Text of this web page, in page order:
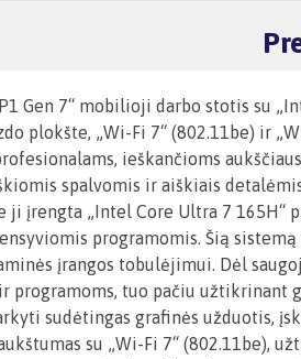
Gen 7“ mobilioji darbo stotis su
plokšte, „Wi-Fi 7“ (802.11be) ir
ieškančioms
spalvomis ir aiškiais
ji įrengta „Intel Core Ultra 7
programomis. Šią
įrangos tobulėjimui. Dėl
programoms, tuo pačiu užtikrinant
sudėtingas grafinės užduotis,
su „Wi-Fi 7“